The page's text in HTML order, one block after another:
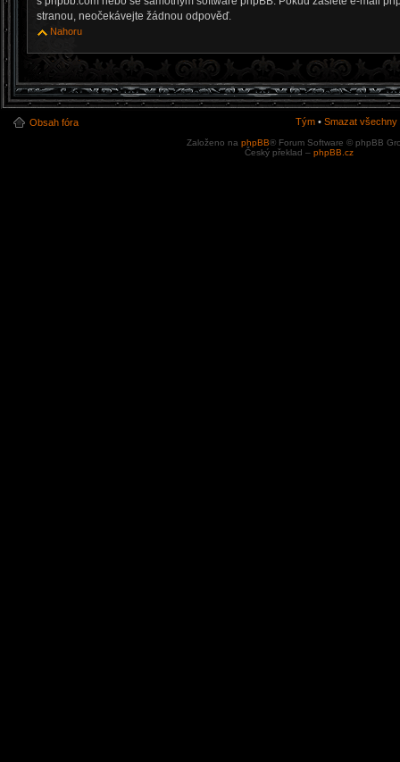
stranou, neočekávejte žádnou odpověď.
Nahoru
Obsah fóra Tým • Smazat
Založeno na phpBB® Forum Software © phpBB
Český překlad – phpBB.cz